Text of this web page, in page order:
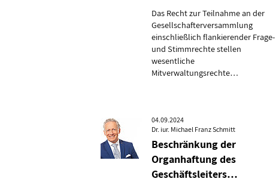
Das Recht zur Teilnahme an der
Gesellschafterversammlung
einschließlich flankierender Frage-
und Stimmrechte stellen
wesentliche
Mitverwaltungsrechte…
04.09.2024
Dr. iur. Michael Franz Schmitt
Beschränkung der
Organhaftung des
Geschäftsleiters…